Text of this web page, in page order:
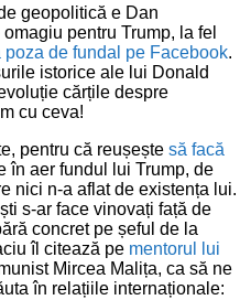
geopolitică e Dan
pentru Trump, la fel
poza de fundal pe Facebook.
istorice ale lui Donald
cărțile despre
cu ceva!
pentru că reușește să facă
în aer fundul lui Trump, de
nici n-a aflat de existența lui.
s-ar face vinovați față de
concret pe șeful de la
îl citează pe mentorul lui
Mircea Malița, ca să ne
în relațiile internaționale: